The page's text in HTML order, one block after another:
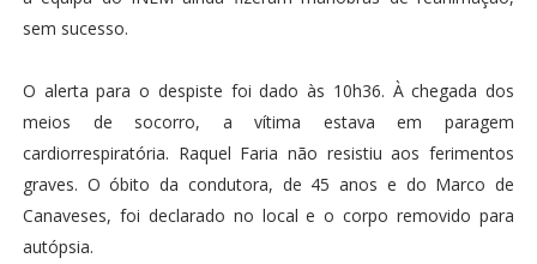
sem sucesso.
O alerta para o despiste foi dado às 10h36. À chegada dos
meios de socorro, a vítima estava em paragem
cardiorrespiratória. Raquel Faria não resistiu aos ferimentos
graves. O óbito da condutora, de 45 anos e do Marco de
Canaveses, foi declarado no local e o corpo removido para
autópsia.